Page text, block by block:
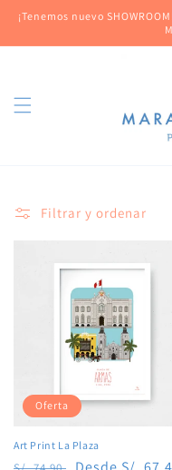
directamente
¡Tenemos nuevo
Filtrar y ordenar
Oferta
Art Print La Plaza